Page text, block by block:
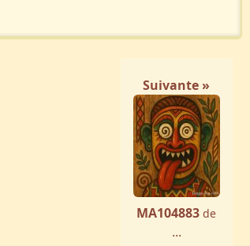
Suivante »
MA104883 de
...